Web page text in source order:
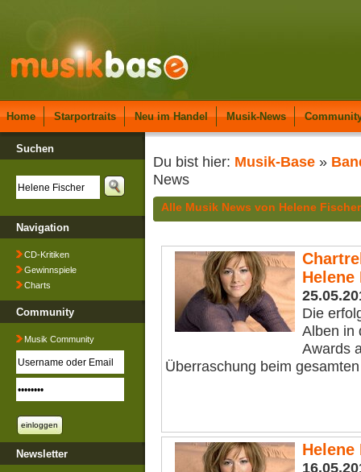
Home Starportraits Neu im Handel Musik-News
Suchen
Navigation
CD-Kritiken
Gewinnspiele
Charts
Community
Musik Community
Newsletter
Du bist hier: Musik-Base »
News
Alle Musik News von Helene Fischer
Helene
Die
Alben in
Awards
Überraschung beim
Helene